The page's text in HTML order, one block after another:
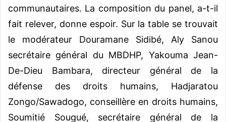
communautaires. La composition du panel, a-t-il
fait relever, donne espoir. Sur la table se trouvait
le modérateur Douramane Sidibé, Aly Sanou
secrétaire général du MBDHP, Yakouma Jean-
De-Dieu Bambara, directeur général de la
défense des droits humains, Hadjaratou
Zongo/Sawadogo, conseillère en droits humains,
Soumitié Sougué, secrétaire général de la